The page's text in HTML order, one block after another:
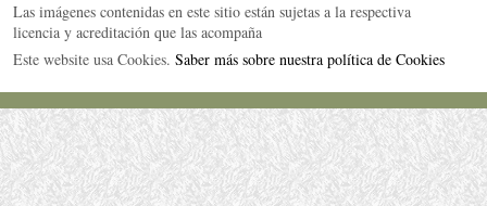
Las imágenes contenidas en este sitio están sujetas a la respectiva
licencia y acreditación que las acompaña
Este website usa Cookies. Saber más sobre nuestra política de Cookies